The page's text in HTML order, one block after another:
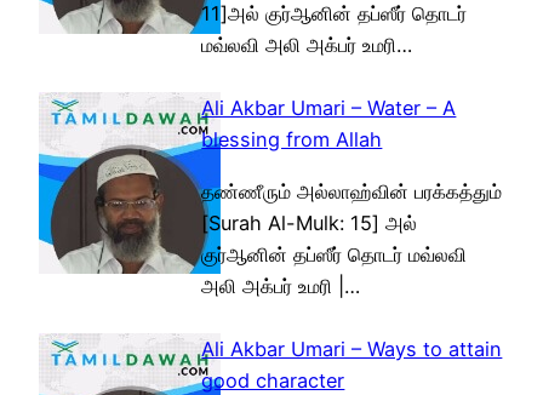
11]அல் குர்ஆனின் தப்ஸீர் தொடர்
மவ்லவி அலி அக்பர் உமரி…
Ali Akbar Umari – Water – A
blessing from Allah
தண்ணீரும் அல்லாஹ்வின் பரக்கத்தும்
[Surah Al-Mulk: 15] அல்
குர்ஆனின் தப்ஸீர் தொடர் மவ்லவி
அலி அக்பர் உமரி |…
Ali Akbar Umari – Ways to attain
good character